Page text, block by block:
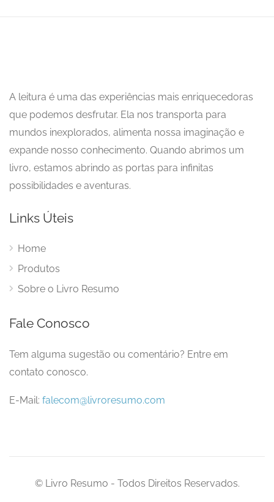
A leitura é uma das experiências mais enriquecedoras
que podemos desfrutar. Ela nos transporta para
mundos inexplorados, alimenta nossa imaginação e
expande nosso conhecimento. Quando abrimos um
livro, estamos abrindo as portas para infinitas
possibilidades e aventuras.
Links Úteis
Home
Produtos
Sobre o Livro Resumo
Fale Conosco
Tem alguma sugestão ou comentário? Entre em
contato conosco.
E-Mail: falecom@livroresumo.com
© Livro Resumo - Todos Direitos Reservados.